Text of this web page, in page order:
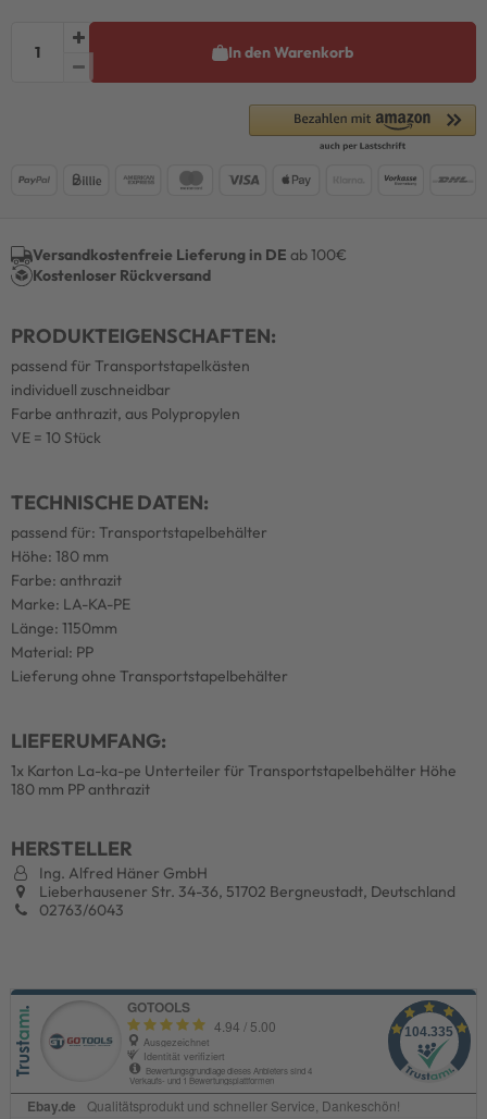
In den Warenkorb
Versandkostenfreie Lieferung in DE ab 100€
Kostenloser Rückversand
PRODUKTEIGENSCHAFTEN:
passend für Transportstapelkästen
individuell zuschneidbar
Farbe anthrazit, aus Polypropylen
VE = 10 Stück
TECHNISCHE DATEN:
passend für: Transportstapelbehälter
Höhe: 180 mm
Farbe: anthrazit
Marke: LA-KA-PE
Länge: 1150mm
Material: PP
Lieferung ohne Transportstapelbehälter
LIEFERUMFANG:
1x Karton La-ka-pe Unterteiler für Transportstapelbehälter Höhe
180 mm PP anthrazit
HERSTELLER
Ing. Alfred Häner GmbH
Lieberhausener Str. 34-36, 51702 Bergneustadt, Deutschland
02763/6043